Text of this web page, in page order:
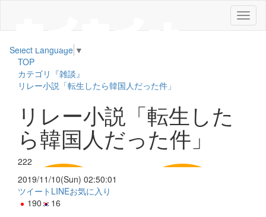
メ
ニ
Select Language ▼
TOP
カテゴリ『雑談』
リレー小説「転生したら韓国人だった件」
リレー小説「転生した
ら韓国人だった件」
222
2019/11/10(Sun) 02:50:01
ツイート LINEお気に入り
190
16